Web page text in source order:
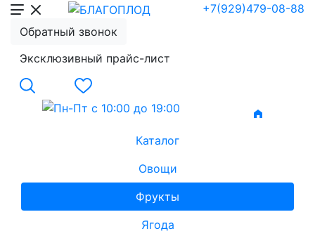
+7(929)479-08-88
Обратный звонок
Эксклюзивный прайс-лист
Каталог
Овощи
Фрукты
Ягода